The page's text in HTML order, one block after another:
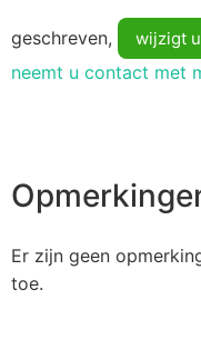
geschreven, wijzigt
neemt u contact met
Er zijn geen
toe.